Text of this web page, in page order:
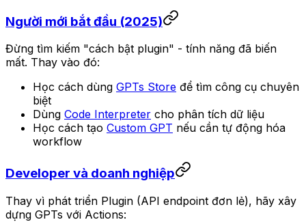
Người mới bắt đầu (2025)
Đừng tìm kiếm "cách bật plugin" - tính năng đã biến
mất. Thay vào đó:
Học cách dùng GPTs Store để tìm công cụ chuyên
biệt
Dùng Code Interpreter cho phân tích dữ liệu
Học cách tạo Custom GPT nếu cần tự động hóa
workflow
Developer và doanh nghiệp
Thay vì phát triển Plugin (API endpoint đơn lẻ), hãy xây
dựng GPTs với Actions: